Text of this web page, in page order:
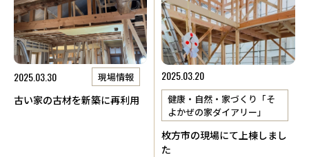
2025.03.30 現場情報
古い家の古材を新築に再利用
2025.03.20
健康・自然・家づくり「そ
よかぜの家ダイアリー」
枚方市の現場にて上棟しまし
た